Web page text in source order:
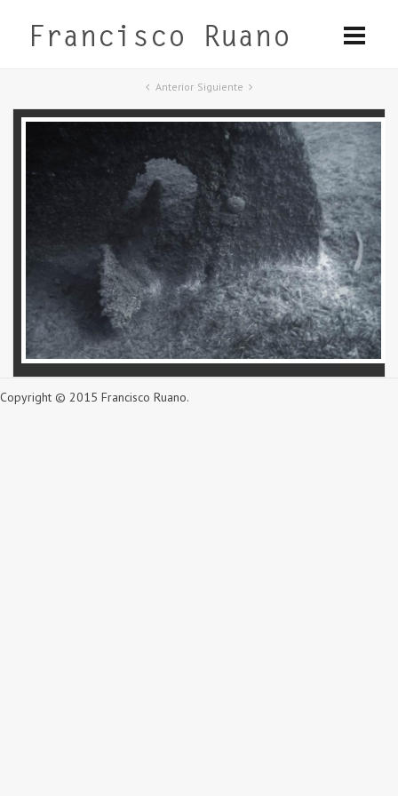
Anterior Siguiente
Copyright © 2015 Francisco Ruano.